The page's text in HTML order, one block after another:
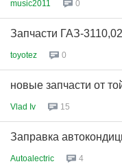
music2011 0
Запчасти ГАЗ-
toyotez 0
новые запчасти от
Vlad Iv 15
Заправка
Autoalectric 4